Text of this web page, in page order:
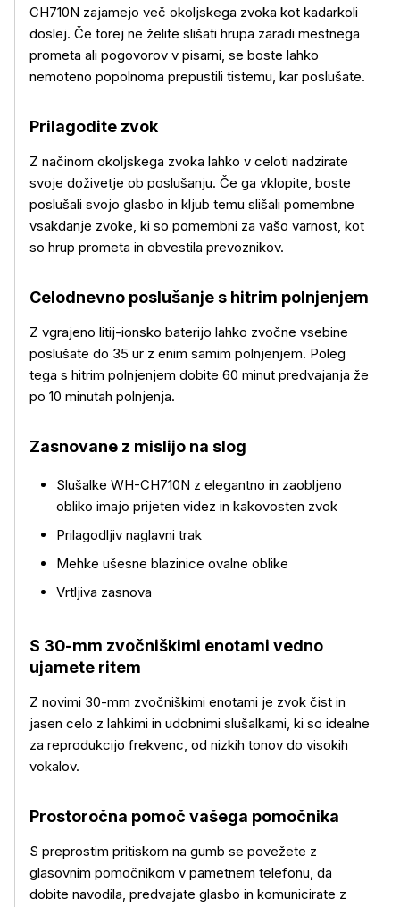
CH710N zajamejo več okoljskega zvoka kot kadarkoli
doslej. Če torej ne želite slišati hrupa zaradi mestnega
prometa ali pogovorov v pisarni, se boste lahko
nemoteno popolnoma prepustili tistemu, kar poslušate.
Prilagodite zvok
Z načinom okoljskega zvoka lahko v celoti nadzirate
svoje doživetje ob poslušanju. Če ga vklopite, boste
poslušali svojo glasbo in kljub temu slišali pomembne
vsakdanje zvoke, ki so pomembni za vašo varnost, kot
so hrup prometa in obvestila prevoznikov.
Celodnevno poslušanje s hitrim polnjenjem
Z vgrajeno litij-ionsko baterijo lahko zvočne vsebine
poslušate do 35 ur z enim samim polnjenjem. Poleg
tega s hitrim polnjenjem dobite 60 minut predvajanja že
po 10 minutah polnjenja.
Zasnovane z mislijo na slog
Slušalke WH-CH710N z elegantno in zaobljeno
obliko imajo prijeten videz in kakovosten zvok
Prilagodljiv naglavni trak
Mehke ušesne blazinice ovalne oblike
Vrtljiva zasnova
S 30-mm zvočniškimi enotami vedno
ujamete ritem
Z novimi 30-mm zvočniškimi enotami je zvok čist in
jasen celo z lahkimi in udobnimi slušalkami, ki so idealne
za reprodukcijo frekvenc, od nizkih tonov do visokih
vokalov.
Prostoročna pomoč vašega pomočnika
S preprostim pritiskom na gumb se povežete z
glasovnim pomočnikom v pametnem telefonu, da
dobite navodila, predvajate glasbo in komunicirate z